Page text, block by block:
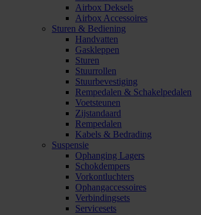
Airbox Deksels
Airbox Accessoires
Sturen & Bediening
Handvatten
Gaskleppen
Sturen
Stuurrollen
Stuurbevestiging
Rempedalen & Schakelpedalen
Voetsteunen
Zijstandaard
Rempedalen
Kabels & Bedrading
Suspensie
Ophanging Lagers
Schokdempers
Vorkontluchters
Ophangaccessoires
Verbindingsets
Servicesets